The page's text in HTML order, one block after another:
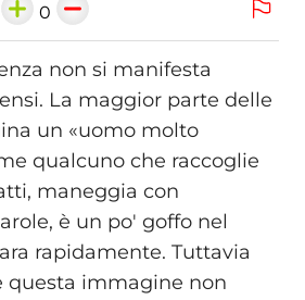
0
non si manifesta
La maggior parte delle
un «uomo molto
qualcuno che raccoglie
maneggia con
è un po' goffo nel
rapidamente. Tuttavia
questa immagine non